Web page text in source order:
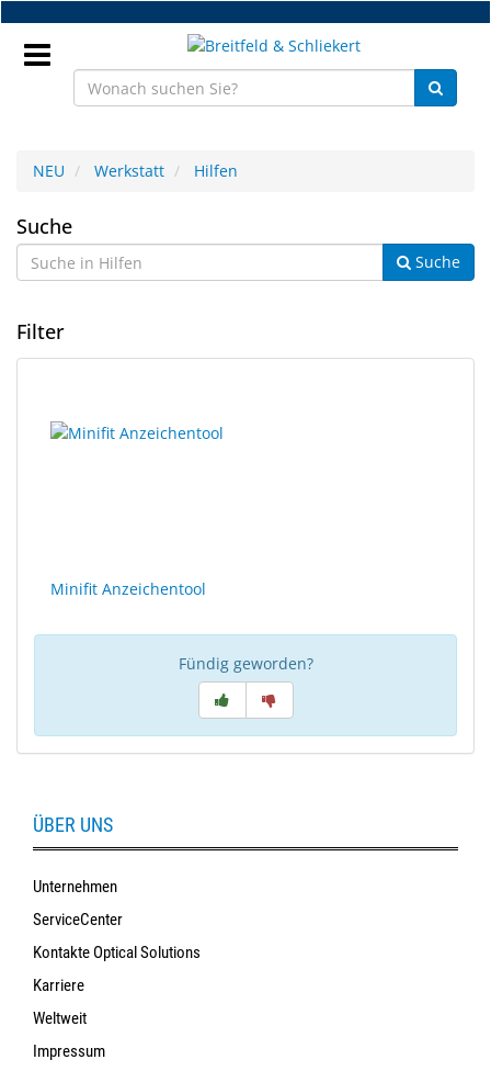
Zum
Hauptinhalt
springen
NEU
Brillenteile
Handelsware
NEED
YOU
Instrumente
Schleiftechnik
SALE
NEU Werkstatt Hilfen
Hilfen
Suche
Suche
Filter
Ergebnisse
gerendert.
Minifit Anzeichentool
Fündig geworden?
ÜBER UNS
Unternehmen
ServiceCenter
Kontakte Optical Solutions
Karriere
Weltweit
Impressum